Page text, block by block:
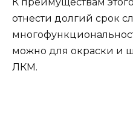
К преимуществам
отнести долгий срок
можно для окраски и
ЛКМ.